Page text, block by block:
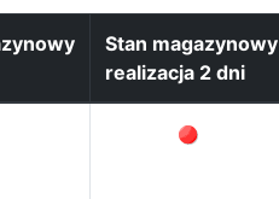
Stan magazynowy
realizacja 2 dni